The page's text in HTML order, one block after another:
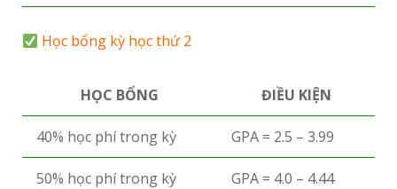
Học bổng kỳ học thứ 2
HỌC BỔNG ĐIỀU KIỆN
40% học phí trong kỳ GPA = 2.5 – 3.99
50% học phí trong kỳ GPA = 4.0 – 4.44